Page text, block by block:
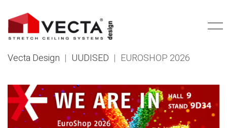
Vecta Design | UUDISED | EUROSHOP 2026